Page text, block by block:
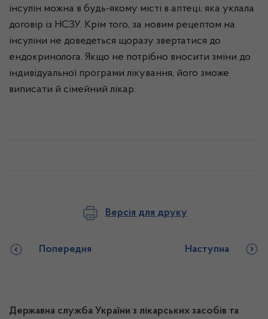
інсулін можна в будь-якому місті в аптеці, яка уклала
договір із НСЗУ. Крім того, за новим рецептом на
інсуліни не доведеться щоразу звертатися до
ендокринолога. Якщо не потрібно вносити зміни до
індивідуальної програми лікування, його зможе
виписати й сімейний лікар.
Версія для друку
Попередня Наступна
Державна служба України з лікарських засобів та